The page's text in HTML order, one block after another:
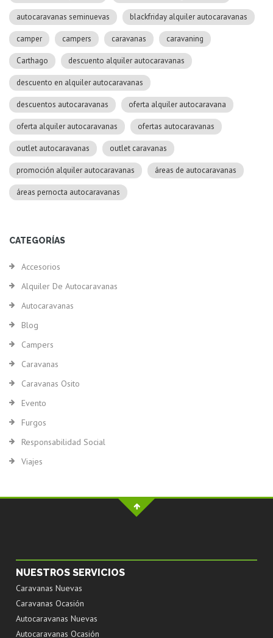
autocaravanas seminuevas blackfriday alquiler autocaravanas
camper campers caravanas caravaning
Carthago descuento alquiler autocaravanas
descuento en alquiler autocaravanas
descuentos autocaravanas oferta alquiler autocaravana
oferta alquiler autocaravanas ofertas autocaravanas
outlet autocaravanas outlet caravanas
promoción alquiler autocaravanas áreas de autocaravanas
áreas pernocta autocaravanas
CATEGORÍAS
Accesorios
Alquiler De Autocaravanas
Autocaravanas
Blog
Campers
Caravanas
Caravanas Osito
Evento
Furgos
Responsabilidad Social
Viajes
NUESTROS SERVICIOS
Caravanas Nuevas
Caravanas Ocasión
Autocaravanas Nuevas
Autocaravanas Ocasión